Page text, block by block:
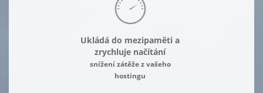
Ukládá do mezipaměti a
zrychluje načítání
snížení zátěže z vašeho
hostingu